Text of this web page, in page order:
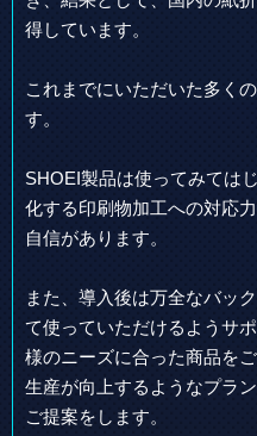
得しています。
これまでにいただいた多く
す。
SHOEI製品は使ってみては
化する印刷物加工への対応
自信があります。
また、導入後は万全なバッ
て使っていただけるようサ
様のニーズに合った商品を
生産が向上するようなプラ
ご提案をします。